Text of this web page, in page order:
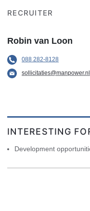
RECRUITER
Robin van Loon
088 282-8128
sollicitaties@manpower.nl
INTERESTING
Development